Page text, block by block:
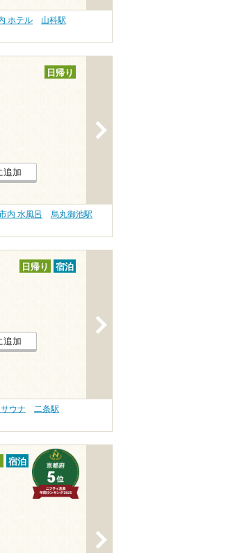
ホテル
山科駅
日帰り
追加
内 水風呂
烏丸御池駅
日帰り 宿泊
追加
ウナ
二条駅
宿泊